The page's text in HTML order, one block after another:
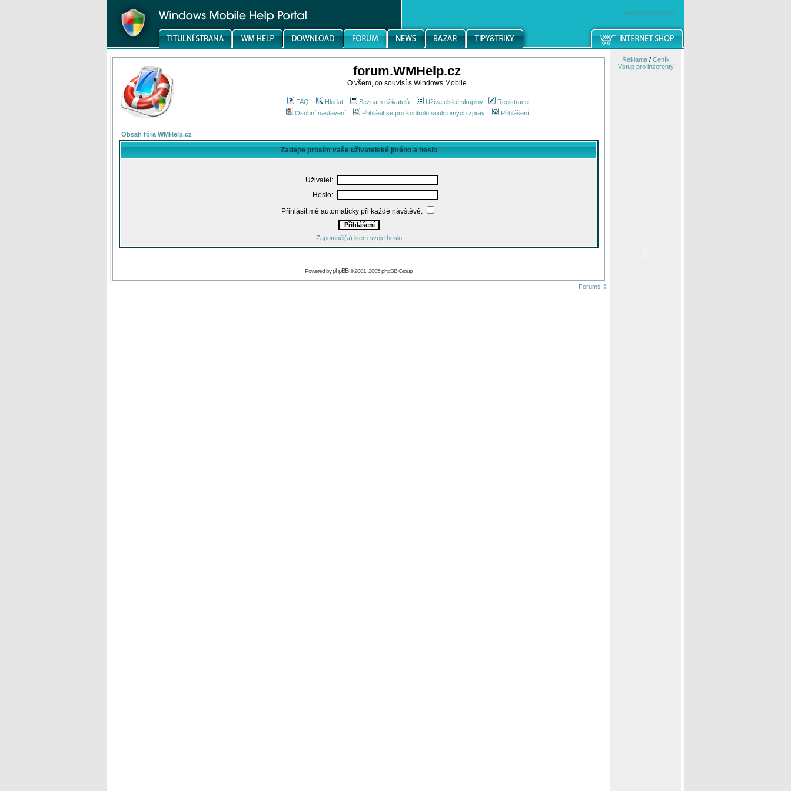
windowsmobile.cz
forum.WMHelp.cz
O všem, co souvisí s Windows Mobile
FAQ Hledat Seznam uživatelů Uživatelské skupiny
Registrace
Osobní nastavení
Přihlásit se pro kontrolu soukromých zpráv Přihlášení
Obsah fóra WMHelp.cz
Zadejte prosím vaše uživatelské jméno a heslo
Uživatel:
Heslo:
Přihlásit mě automaticky při každé návštěvě:
Zapomněl(a) jsem svoje heslo
Powered byphpBB© 2001, 2005 phpBB Group
Forums ©
Reklama/ Ceník
Vstup pro inzerenty